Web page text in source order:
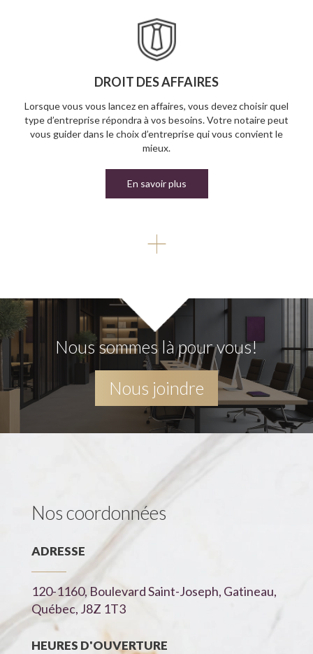
DROIT DES AFFAIRES
Lorsque vous vous lancez en affaires, vous devez choisir quel
type d’entreprise répondra à vos besoins. Votre notaire peut
vous guider dans le choix d’entreprise qui vous convient le
mieux.
En savoir plus
Nous sommes là pour vous!
Nous joindre
Nos coordonnées
ADRESSE
120-1160, Boulevard Saint-Joseph, Gatineau,
Québec, J8Z 1T3
HEURES D'OUVERTURE